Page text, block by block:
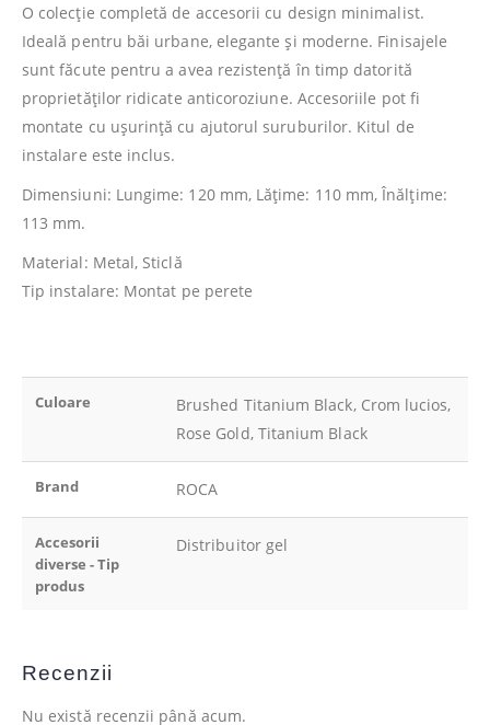
O colecție completă de accesorii cu design minimalist.
Ideală pentru băi urbane, elegante și moderne. Finisajele
sunt făcute pentru a avea rezistență în timp datorită
proprietăților ridicate anticoroziune. Accesoriile pot fi
montate cu ușurință cu ajutorul suruburilor. Kitul de
instalare este inclus.
Dimensiuni: Lungime: 120 mm, Lăţime: 110 mm, Înălţime:
113 mm.
Material: Metal, Sticlă
Tip instalare: Montat pe perete
Culoare
Brushed Titanium Black, Crom lucios,
Rose Gold, Titanium Black
Brand ROCA
Accesorii
diverse - Tip
produs
Distribuitor gel
Recenzii
Nu există recenzii până acum.